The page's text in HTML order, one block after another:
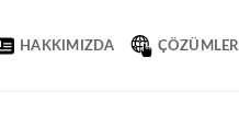
HAKKIMIZDA ÇÖZÜMLER